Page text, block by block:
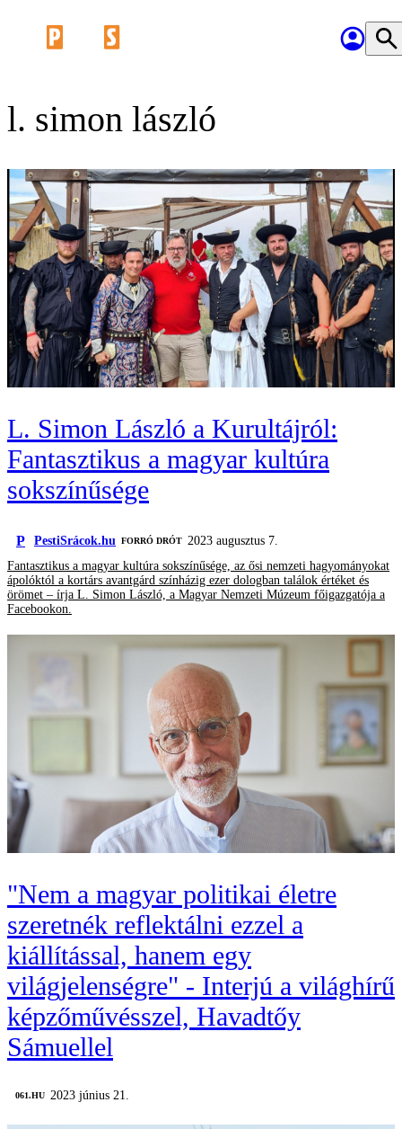
l. simon lászló
L. Simon László a Kurultájról:
Fantasztikus a magyar kultúra
sokszínűsége
P PestiSrácok.hu FORRÓ DRÓT 2023 augusztus 7.
Fantasztikus a magyar kultúra sokszínűsége, az ősi nemzeti hagyományokat
ápolóktól a kortárs avantgárd színházig ezer dologban találok értéket és
örömet – írja L. Simon László, a Magyar Nemzeti Múzeum főigazgatója a
Facebookon.
"Nem a magyar politikai életre
szeretnék reflektálni ezzel a
kiállítással, hanem egy
világjelenségre" - Interjú a világhírű
képzőművésszel, Havadtőy
Sámuellel
‎ 061.HU 2023 június 21.